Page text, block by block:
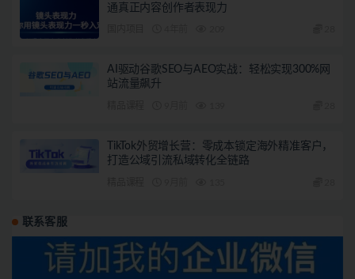
通真正内容创作者表现力
AI驱动谷歌SEO与AEO实战：轻松实现300%网
站流量飙升
TikTok外贸增长营：零成本锁定海外精准客户，
打造公域引流私域转化全链路
联系客服